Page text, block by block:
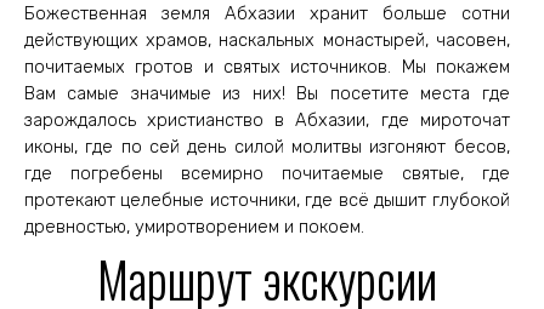
Божественная земля Абхазии хранит больше сотни
действующих храмов, наскальных монастырей, часовен,
почитаемых гротов и святых источников. Мы покажем
Вам самые значимые из них! Вы посетите места где
зарождалось христианство в Абхазии, где мироточат
иконы, где по сей день силой молитвы изгоняют бесов,
где погребены всемирно почитаемые святые, где
протекают целебные источники, где всё дышит глубокой
древностью, умиротворением и покоем.
Маршрут экскурсии